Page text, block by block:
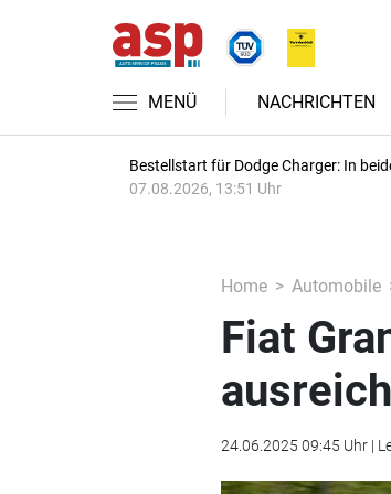
MENÜ NACHRICHTEN
Bestellstart für Dodge Charger: In
07.08.2026, 13:51 Uhr
Home Automobile
Fiat
24.06.2025 09:45 Uhr |